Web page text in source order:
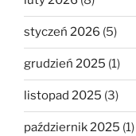
styczeń 2026 (5)
grudzień 2025 (1)
listopad 2025 (3)
październik 2025 (1)